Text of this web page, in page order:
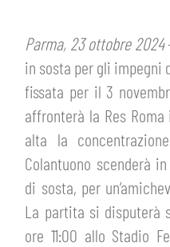
GIOVANILE
FEMMINILE
ABBONAMENTI
INFO BIGLIETTI
MUSEUM CLUB
TARDINI CARD
INFORMAZIONI
SHOP
HOSPITALITY
HOSPITALITY
MUSEUM CLUB
ESPORTS
IL CLUB
Parma, 23 ottobre 2024
in sosta per gli impegni
fissata per il 3
affronterà la Res
alta la
Colantuono scenderà
di sosta, per
La partita si disputerà
ore 11:00 allo Stadio